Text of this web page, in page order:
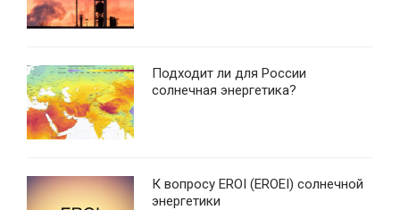
Подходит ли для России
солнечная энергетика?
К вопросу EROI (EROEI) солнечной
энергетики